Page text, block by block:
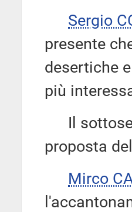
Sergio
presente
desertiche
più
Il
proposta
Mirco